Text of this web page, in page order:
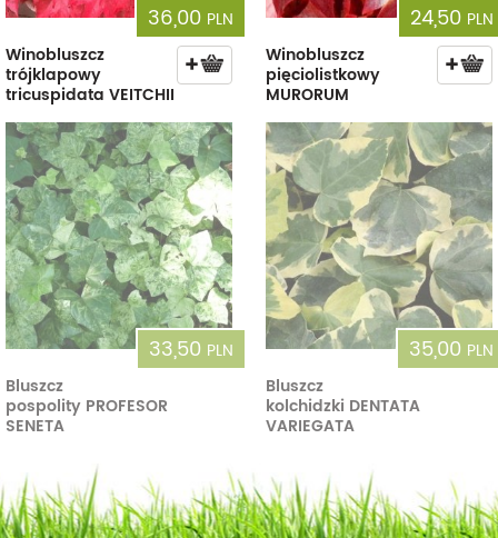
36,00 PLN
Winobluszcz
trójklapowy
tricuspidata VEITCHII
24,50 PLN
Winobluszcz
pięciolistkowy
MURORUM
33,50 PLN
Bluszcz
pospolity PROFESOR
SENETA
35,00 PLN
Bluszcz
kolchidzki DENTATA
VARIEGATA